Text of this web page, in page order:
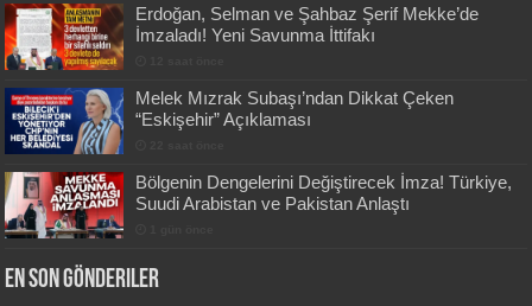
Erdoğan, Selman ve Şahbaz Şerif Mekke’de
İmzaladı! Yeni Savunma İttifakı
Melek Mızrak Subaşı’ndan Dikkat Çeken
“Eskişehir” Açıklaması
Bölgenin Dengelerini Değiştirecek İmza! Türkiye,
Suudi Arabistan ve Pakistan Anlaştı
En Son Gönderiler